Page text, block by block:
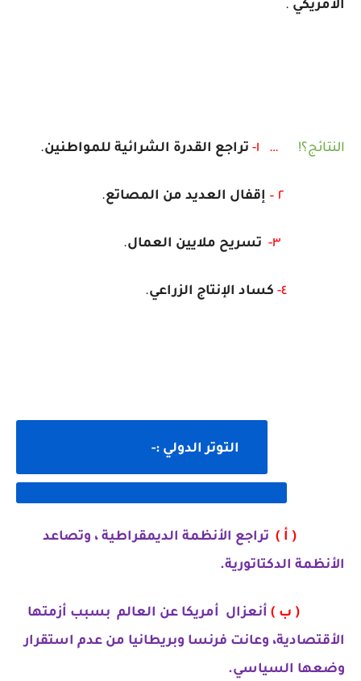
الأمريكي .
النتائج؟! … ١- تراجع القدرة الشرائية للمواطنين.
٢ – إقفال العديد من المصاتع.
٣- تسريح ملايين العمال.
٤- كساد الإنتاج الزراعي.
التوتر الدولي :-
( أ ) تراجع الأنظمة الديمقراطية ، وتصاعد
الأنظمة الدكتاتورية.
( ب ) أنعزال أمريكا عن العالم بسبب أزمتها
الأقتصادية، وعانت فرنسا وبريطانيا من عدم استقرار
وضعها السياسي.